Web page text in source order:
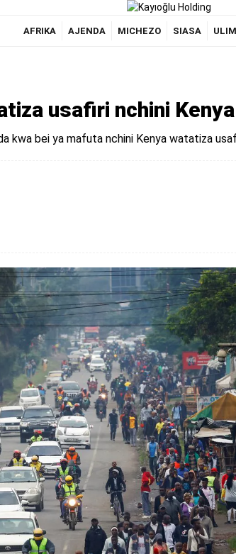
AFRIKA AJENDA MICHEZO SIASA
usafiri nchini Kenya
kwa bei ya mafuta nchini Kenya watatiza